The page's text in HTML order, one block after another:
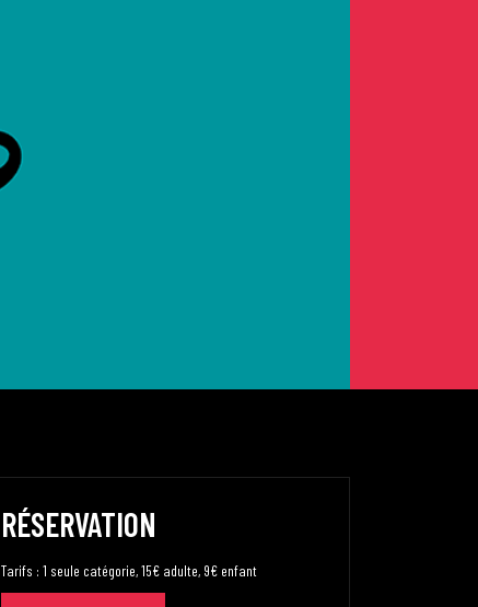
RÉSERVATION
Tarifs : 1 seule catégorie, 15€ adulte, 9€ enfant